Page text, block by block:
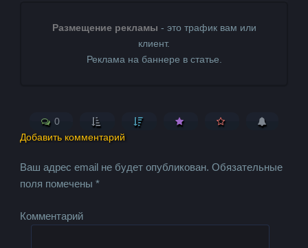
Размещение рекламы - это трафик вам или
клиент.
Реклама на баннере в статье.
0
Добавить комментарий
Ваш адрес email не будет опубликован. Обязательные
поля помечены*
Комментарий